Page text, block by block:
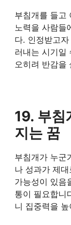
부침개를 들고
노력을 사람들
다. 인정받고
러내는 시기일
오히려 반감을
19. 부침
지는 꿈
부침개가 누군
나 성과가 제
가능성이 있음
통이 필요합니
니 집중력을